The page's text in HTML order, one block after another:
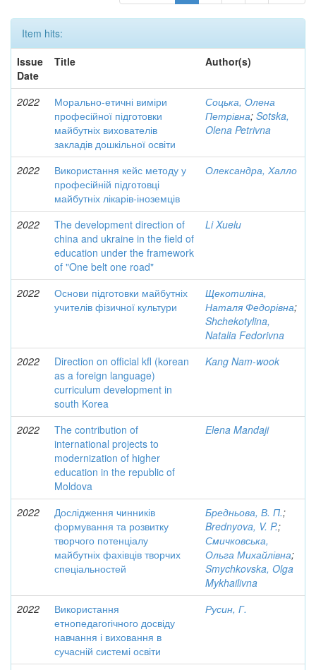
Item hits:
Issue
Date
Title Author(s)
2022
Морально-етичні виміри
професійної підготовки
майбутніх вихователів
закладів дошкільної освіти
Соцька, Олена
Петрівна; Sotska,
Olena Petrivna
2022
Використання кейс методу у
професійній підготовці
майбутніх лікарів-іноземців
Олександра, Халло
2022
The development direction of
china and ukraine in the field of
education under the framework
of "One belt one road"
Li Xuelu
2022
Основи підготовки майбутніх
учителів фізичної культури
Щекотиліна,
Наталя Федорівна;
Shchekotylina,
Natalia Fedorivna
2022
Direction on official kfl (korean
as a foreign language)
curriculum development in
south Korea
Kang Nam-wook
2022
The contribution of
international projects to
modernization of higher
education in the republic of
Moldova
Elena Mandaji
2022
Дослідження чинників
формування та розвитку
творчого потенціалу
майбутніх фахівців творчих
спеціальностей
Бредньова, В. П.;
Brednyova, V. P.;
Смичковська,
Ольга Михайлівна;
Smychkovska, Olga
Mykhailivna
2022
Використання
етнопедагогічного досвіду
навчання і виховання в
сучасній системі освіти
Русин, Г.